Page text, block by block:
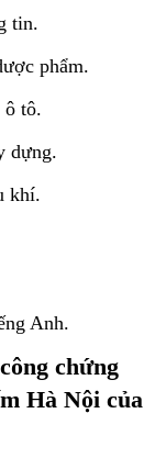
tin.
phẩm.
tô.
dựng.
khí.
Anh.
chứng
Hà Nội của